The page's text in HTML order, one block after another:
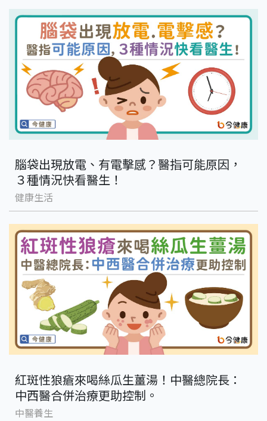
腦袋出現放電、有電擊感？醫指可能原因，
３種情況快看醫生！
健康生活
紅斑性狼瘡來喝絲瓜生薑湯！中醫總院長：
中西醫合併治療更助控制。
中醫養生